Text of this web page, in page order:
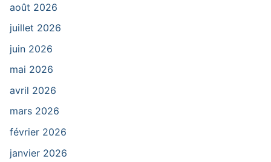
août 2026
juillet 2026
juin 2026
mai 2026
avril 2026
mars 2026
février 2026
janvier 2026